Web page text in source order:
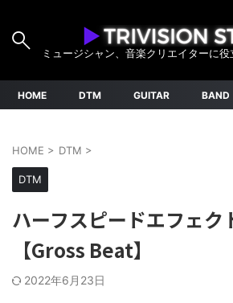
ミュージシャン、音楽クリエイターに
HOME DTM GUITAR BAND
HOME > DTM >
DTM
ハーフスピードエフェク
【Gross Beat】
2022年6月23日